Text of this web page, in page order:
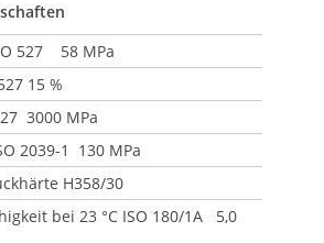
527 58 MPa
15 %
3000 MPa
2039-1 130 MPa
H358/30
bei 23 °C ISO 180/1A 5,0